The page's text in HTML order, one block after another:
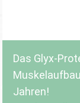
Das Glyx-
Jahren!